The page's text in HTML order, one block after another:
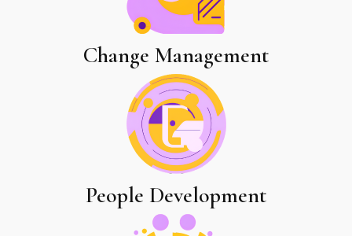
Change Management
People Development